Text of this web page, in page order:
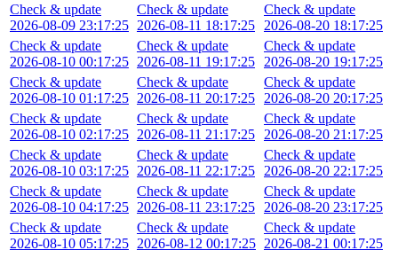
Check & update
2026-08-09 23:17:25
Check & update
2026-08-10 00:17:25
Check & update
2026-08-10 01:17:25
Check & update
2026-08-10 02:17:25
Check & update
2026-08-10 03:17:25
Check & update
2026-08-10 04:17:25
Check & update
2026-08-10 05:17:25
Check & update
2026-08-11 18:17:25
Check & update
2026-08-11 19:17:25
Check & update
2026-08-11 20:17:25
Check & update
2026-08-11 21:17:25
Check & update
2026-08-11 22:17:25
Check & update
2026-08-11 23:17:25
Check & update
2026-08-12 00:17:25
Check & update
2026-08-20 18:17:25
Check & update
2026-08-20 19:17:25
Check & update
2026-08-20 20:17:25
Check & update
2026-08-20 21:17:25
Check & update
2026-08-20 22:17:25
Check & update
2026-08-20 23:17:25
Check & update
2026-08-21 00:17:25